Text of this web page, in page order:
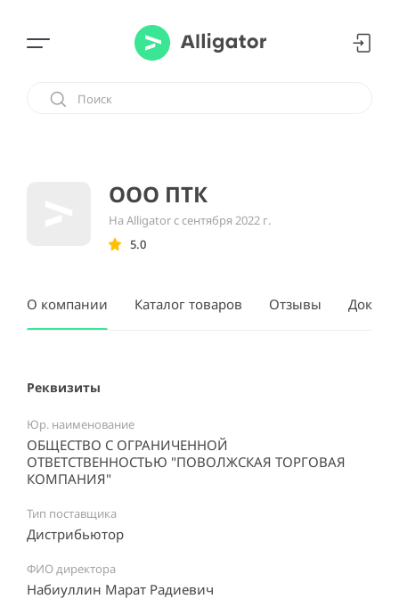
ООО ПТК
На Alligator с сентября 2022 г.
5.0
О компании Каталог товаров Отзывы
Реквизиты
Юр. наименование
ОБЩЕСТВО С ОГРАНИЧЕННОЙ
ОТВЕТСТВЕННОСТЬЮ "ПОВОЛЖСКАЯ ТОРГОВАЯ
КОМПАНИЯ"
Тип поставщика
Дистрибьютор
ФИО директора
Набиуллин Марат Радиевич